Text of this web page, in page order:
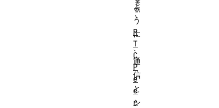
よ
う
に
、
通
信
と
シ
R
T
C
P
e
e
r